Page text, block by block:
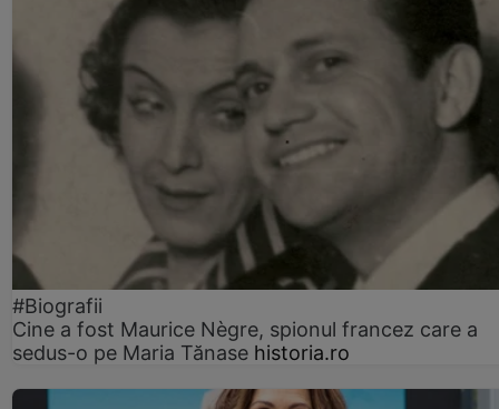
#Biografii
Cine a fost Maurice Nègre, spionul francez care a
sedus-o pe Maria Tănase historia.ro